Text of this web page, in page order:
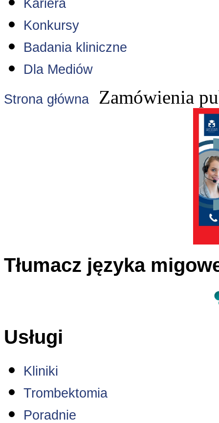
Kariera
Konkursy
Badania kliniczne
Dla Mediów
Strona główna Zamówienia
Tłumacz języka
Usługi
Kliniki
Trombektomia
Poradnie